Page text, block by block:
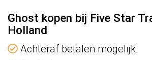
Ghost kopen bij Five Star
Holland
Achteraf betalen mogelijk